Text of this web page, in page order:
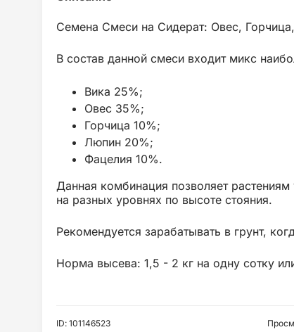
Семена Смеси на Сидерат: Овес,
В состав данной смеси входит микс
Вика 25%;
Овес 35%;
Горчица 10%;
Люпин 20%;
Фацелия 10%.
Данная комбинация позволяет растениям
на разных уровнях по высоте стояния.
Рекомендуется зарабатывать в грунт,
Норма высева: 1,5 - 2 кг на одну сотку
ID: 101146523